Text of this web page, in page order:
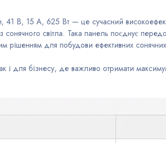
В, 15 А, 625 Вт — це сучасний
сонячного світла. Така панель поєднує
рішенням для побудови ефективних
і для бізнесу, де важливо отримати